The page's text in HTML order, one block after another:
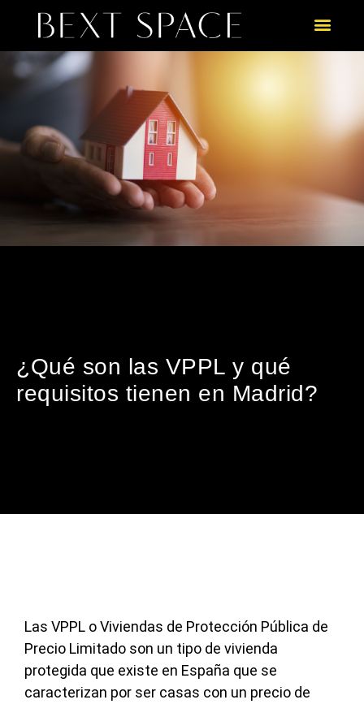
¿Qué son las VPPL y qué
requisitos tienen en Madrid?
Las VPPL o Viviendas de Protección Pública de
Precio Limitado son un tipo de vivienda
protegida que existe en España que se
caracterizan por ser casas con un precio de